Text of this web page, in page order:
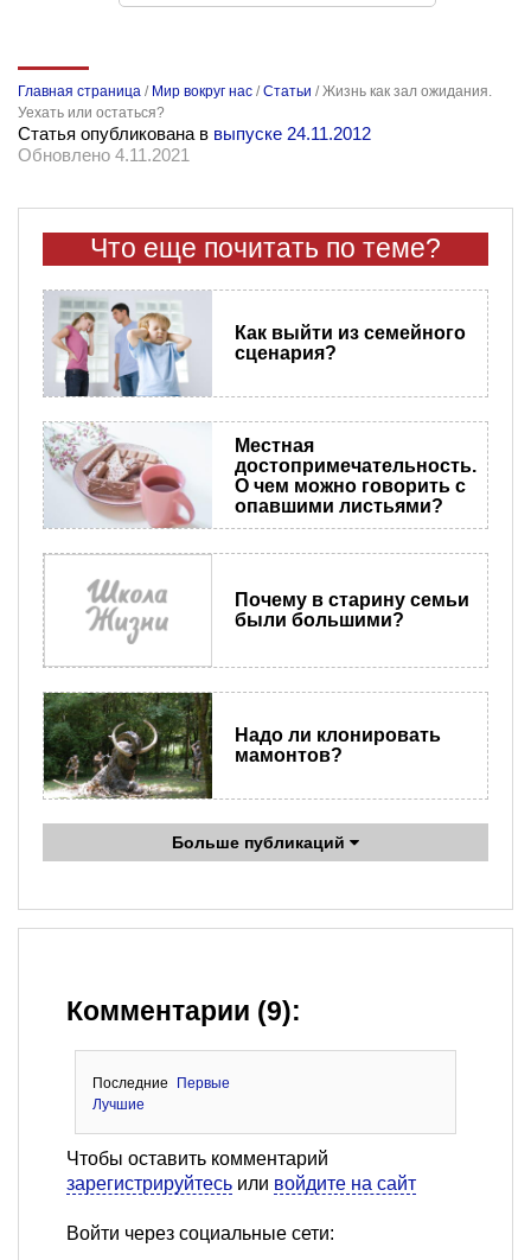
Главная страница / Мир вокруг нас /Статьи /Жизнь как зал ожидания.
Уехать или остаться?
Статья опубликована в выпуске 24.11.2012
Обновлено 4.11.2021
Что еще почитать по теме?
Как выйти из семейного
сценария?
Местная
достопримечательность.
О чем можно говорить с
опавшими листьями?
Почему в старину семьи
были большими?
Надо ли клонировать
мамонтов?
Больше публикаций
Комментарии (9):
Последние
Первые
Лучшие
Чтобы оставить комментарий
зарегистрируйтесь или войдите на сайт
Войти через социальные сети: